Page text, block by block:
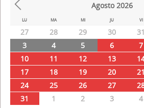
Prev
Agosto 2026
LU MA MI JU VI
27 28 29 30 31
3
4 5 6 7
10
11 12 13
17
18 19 20 21
24
25 26 27
31
1 2 3 4